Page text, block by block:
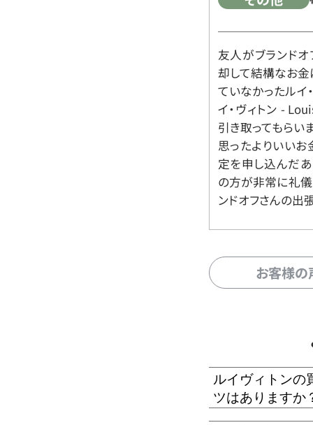
友人がブランド
却して結構なお金
ていなかったルイ
イ・ヴィトン -
引き取ってもらい
思ったよりいいお
定を申し込んだ
の方が非常に礼儀
ンドオフさんの出
お客様
ルイヴィトンの
ツはありますか